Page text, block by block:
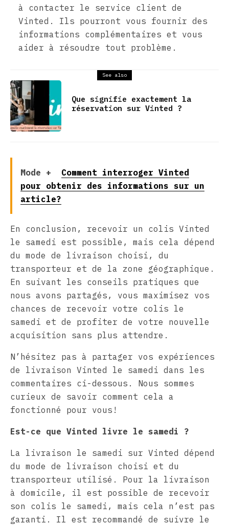
à contacter le service client de
Vinted. Ils pourront vous fournir des
informations complémentaires et vous
aider à résoudre tout problème.
See also
Que signifie exactement la
réservation sur Vinted ?
Mode +
Comment interroger Vinted
pour obtenir des informations sur un
article?
En conclusion, recevoir un colis Vinted
le samedi est possible, mais cela dépend
du mode de livraison choisi, du
transporteur et de la zone géographique.
En suivant les conseils pratiques que
nous avons partagés, vous maximisez vos
chances de recevoir votre colis le
samedi et de profiter de votre nouvelle
acquisition sans plus attendre.
N’hésitez pas à partager vos expériences
de livraison Vinted le samedi dans les
commentaires ci-dessous. Nous sommes
curieux de savoir comment cela a
fonctionné pour vous!
Est-ce que Vinted livre le samedi ?
La livraison le samedi sur Vinted dépend
du mode de livraison choisi et du
transporteur utilisé. Pour la livraison
à domicile, il est possible de recevoir
son colis le samedi, mais cela n’est pas
garanti. Il est recommandé de suivre le